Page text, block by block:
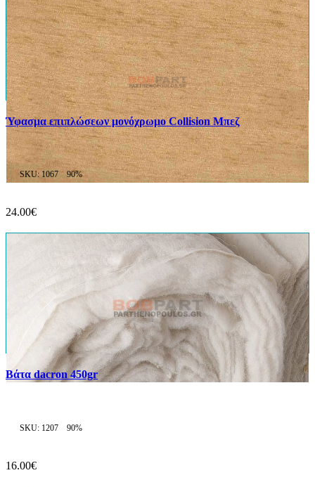
Ύφασμα επιπλώσεων μονόχρωμο Collision Μπεζ
SKU: 1067 90%
24.00€
Βάτα dacron 450gr
SKU: 1207 90%
16.00€